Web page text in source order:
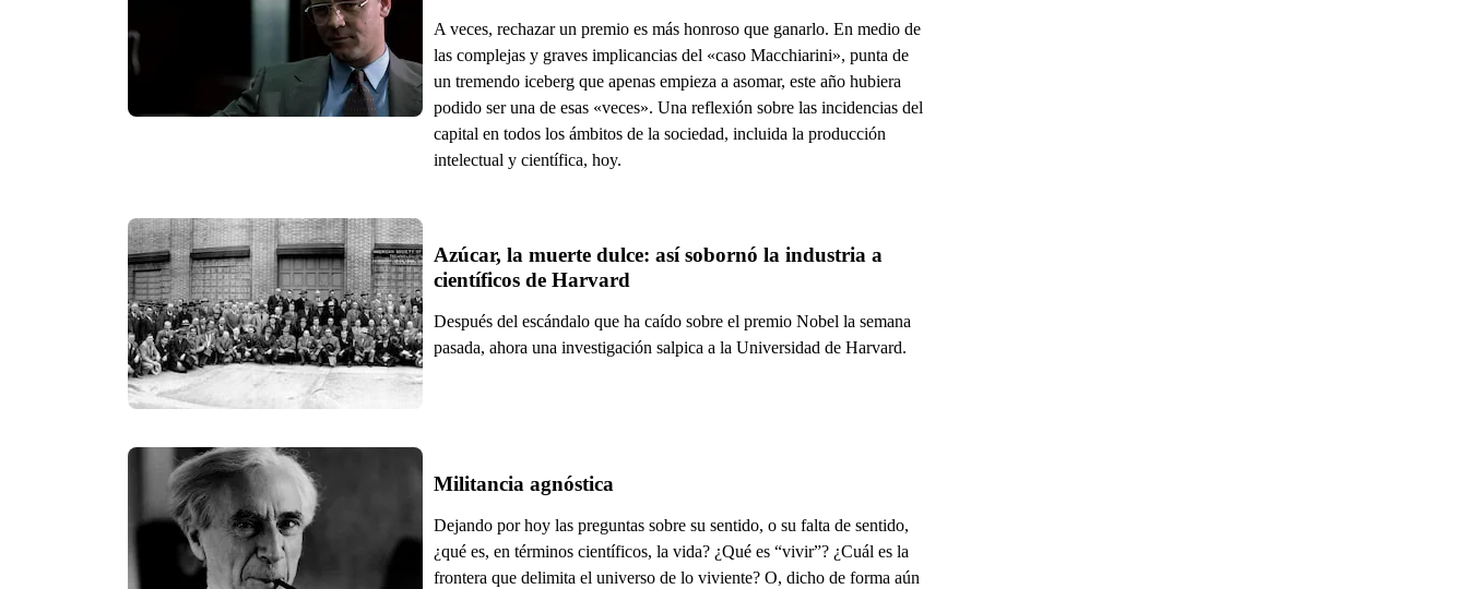
A veces, rechazar un premio es más honroso que ganarlo. En medio de
las complejas y graves implicancias del «caso Macchiarini», punta de
un tremendo iceberg que apenas empieza a asomar, este año hubiera
podido ser una de esas «veces». Una reflexión sobre las incidencias del
capital en todos los ámbitos de la sociedad, incluida la producción
intelectual y científica, hoy.
Azúcar, la muerte dulce: así sobornó la industria a
científicos de Harvard
Después del escándalo que ha caído sobre el premio Nobel la semana
pasada, ahora una investigación salpica a la Universidad de Harvard.
Militancia agnóstica
Dejando por hoy las preguntas sobre su sentido, o su falta de sentido,
¿qué es, en términos científicos, la vida? ¿Qué es “vivir”? ¿Cuál es la
frontera que delimita el universo de lo viviente? O, dicho de forma aún